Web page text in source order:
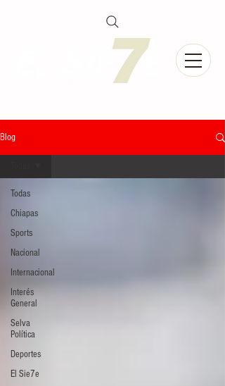
Blog
Todas
Chiapas
Sports
Nacional
Internacional
Interés
General
Selva
Política
Deportes
El Sie7e